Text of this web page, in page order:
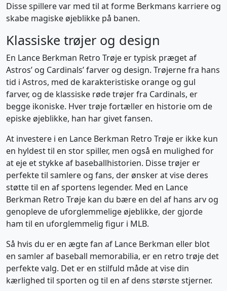
Disse spillere var med til at forme Berkmans karriere og
skabe magiske øjeblikke på banen.
Klassiske trøjer og design
En Lance Berkman Retro Trøje er typisk præget af
Astros’ og Cardinals’ farver og design. Trøjerne fra hans
tid i Astros, med de karakteristiske orange og gul
farver, og de klassiske røde trøjer fra Cardinals, er
begge ikoniske. Hver trøje fortæller en historie om de
episke øjeblikke, han har givet fansen.
At investere i en Lance Berkman Retro Trøje er ikke kun
en hyldest til en stor spiller, men også en mulighed for
at eje et stykke af baseballhistorien. Disse trøjer er
perfekte til samlere og fans, der ønsker at vise deres
støtte til en af sportens legender. Med en Lance
Berkman Retro Trøje kan du bære en del af hans arv og
genopleve de uforglemmelige øjeblikke, der gjorde
ham til en uforglemmelig figur i MLB.
Så hvis du er en ægte fan af Lance Berkman eller blot
en samler af baseball memorabilia, er en retro trøje det
perfekte valg. Det er en stilfuld måde at vise din
kærlighed til sporten og til en af dens største stjerner.